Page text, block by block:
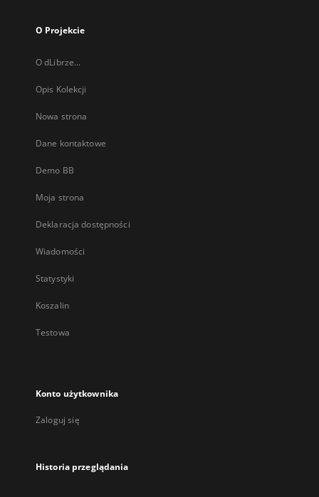
O Projekcie
O dLibrze...
Opis Kolekcji
Nowa strona
Dane kontaktowe
Demo BB
Moja strona
Deklaracja dostępności
Wiadomości
Statystyki
Koszalin
Testowa
Konto użytkownika
Zaloguj się
Historia przeglądania